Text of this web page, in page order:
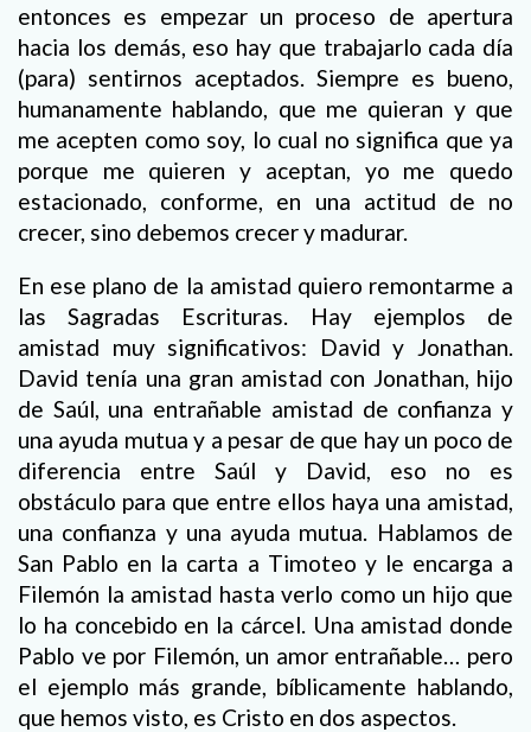
entonces es empezar un proceso de apertura
hacia los demás, eso hay que trabajarlo cada día
(para) sentirnos aceptados. Siempre es bueno,
humanamente hablando, que me quieran y que
me acepten como soy, lo cual no significa que ya
porque me quieren y aceptan, yo me quedo
estacionado, conforme, en una actitud de no
crecer, sino debemos crecer y madurar.
En ese plano de la amistad quiero remontarme a
las Sagradas Escrituras. Hay ejemplos de
amistad muy significativos: David y Jonathan.
David tenía una gran amistad con Jonathan, hijo
de Saúl, una entrañable amistad de confianza y
una ayuda mutua y a pesar de que hay un poco de
diferencia entre Saúl y David, eso no es
obstáculo para que entre ellos haya una amistad,
una confianza y una ayuda mutua. Hablamos de
San Pablo en la carta a Timoteo y le encarga a
Filemón la amistad hasta verlo como un hijo que
lo ha concebido en la cárcel. Una amistad donde
Pablo ve por Filemón, un amor entrañable… pero
el ejemplo más grande, bíblicamente hablando,
que hemos visto, es Cristo en dos aspectos.